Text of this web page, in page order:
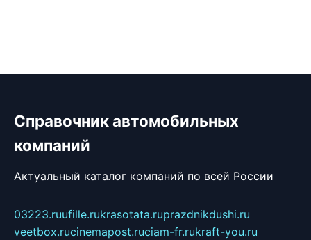
Справочник автомобильных
компаний
Актуальный каталог компаний по всей России
03223.ruufille.rukrasotata.ruprazdnikdushi.ru
veetbox.rucinemapost.ruciam-fr.rukraft-you.ru